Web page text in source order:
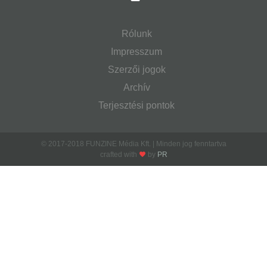
Rólunk
Impresszum
Szerzői jogok
Archív
Terjesztési pontok
© 2017-2018 FUNZINE Média Kft. | Minden jog fenntartva
crafted with
by PR